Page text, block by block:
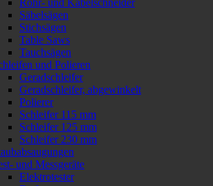
Rohr- und Kabelschneider
Säbelsägen
Stichsägen
Table Saws
Tauchsägen
und Polieren
Geradschleifer
Geradschleifer, abgewinkelt
Polierer
Schleifer 115 mm
Schleifer 125 mm
Schleifer 230 mm
und Messgeräte
Elektrotester